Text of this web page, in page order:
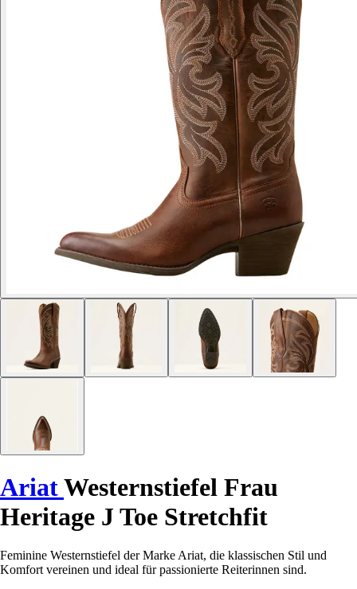
AriatWesternstiefel Frau
Heritage J Toe Stretchfit
Feminine Westernstiefel der Marke Ariat, die klassischen Stil und
Komfort vereinen und ideal für passionierte Reiterinnen sind.